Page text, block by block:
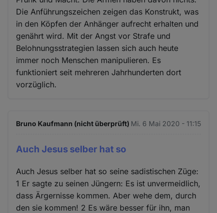
Die Anführungszeichen zeigen das Konstrukt, was
in den Köpfen der Anhänger aufrecht erhalten und
genährt wird. Mit der Angst vor Strafe und
Belohnungsstrategien lassen sich auch heute
immer noch Menschen manipulieren. Es
funktioniert seit mehreren Jahrhunderten dort
vorzüglich.
Bruno Kaufmann (nicht überprüft) Mi. 6 Mai 2020 - 11:15
Auch Jesus selber hat so
Auch Jesus selber hat so seine sadistischen Züge:
1 Er sagte zu seinen Jüngern: Es ist unvermeidlich,
dass Ärgernisse kommen. Aber wehe dem, durch
den sie kommen! 2 Es wäre besser für ihn, man